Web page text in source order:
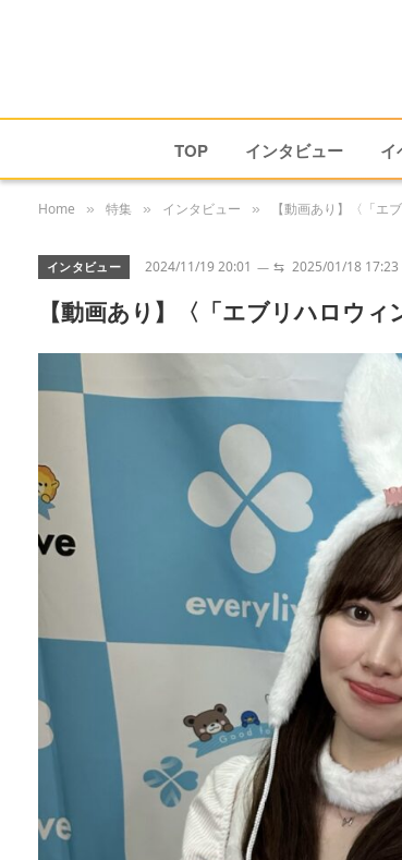
TOP インタビュー イ
Home » 特集 » インタビュー » 【動画あり】〈「エ
インタビュー 2024/11/19 20:01 ⇆ 2025/01/18 17:23
【動画あり】〈「エブリハロウ